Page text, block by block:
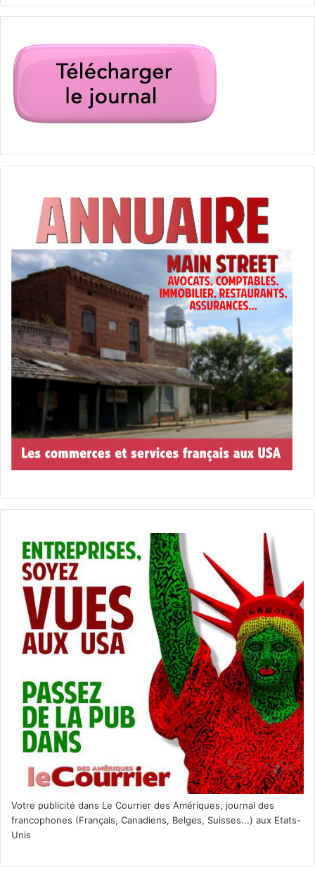
Votre publicité dans Le Courrier des Amériques, journal des
francophones (Français, Canadiens, Belges, Suisses...) aux Etats-
Unis